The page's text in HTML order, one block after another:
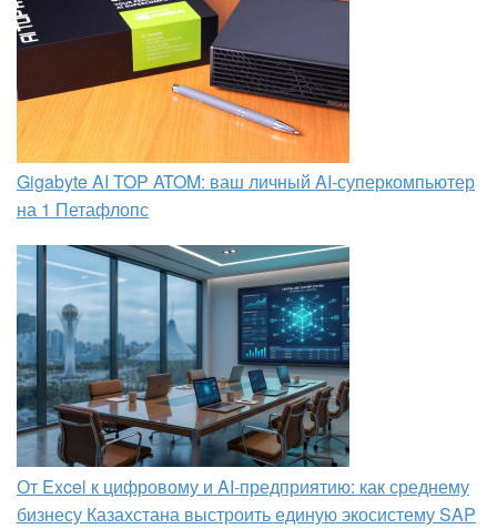
Gigabyte AI TOP ATOM: ваш личный AI-суперкомпьютер
на 1 Петафлопс
От Excel к цифровому и AI‑предприятию: как среднему
бизнесу Казахстана выстроить единую экосистему SAP